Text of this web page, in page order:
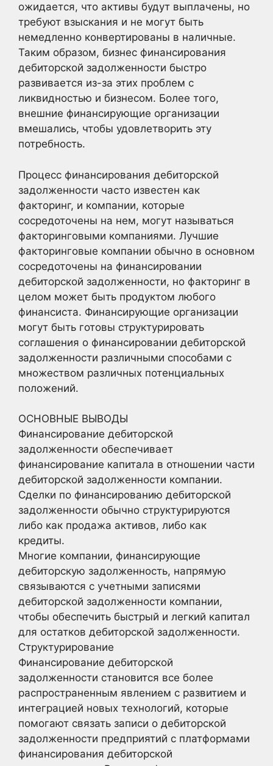
ожидается, что активы будут выплачены, но
требуют взыскания и не могут быть
немедленно конвертированы в наличные.
Таким образом, бизнес финансирования
дебиторской задолженности быстро
развивается из-за этих проблем с
ликвидностью и бизнесом. Более того,
внешние финансирующие организации
вмешались, чтобы удовлетворить эту
потребность.
Процесс финансирования дебиторской
задолженности часто известен как
факторинг, и компании, которые
сосредоточены на нем, могут называться
факторинговыми компаниями. Лучшие
факторинговые компании обычно в основном
сосредоточены на финансировании
дебиторской задолженности, но факторинг в
целом может быть продуктом любого
финансиста. Финансирующие организации
могут быть готовы структурировать
соглашения о финансировании дебиторской
задолженности различными способами с
множеством различных потенциальных
положений.​
ОСНОВНЫЕ ВЫВОДЫ
Финансирование дебиторской
задолженности обеспечивает
финансирование капитала в отношении части
дебиторской задолженности компании.
Сделки по финансированию дебиторской
задолженности обычно структурируются
либо как продажа активов, либо как
кредиты.
Многие компании, финансирующие
дебиторскую задолженность, напрямую
связываются с учетными записями
дебиторской задолженности компании,
чтобы обеспечить быстрый и легкий капитал
для остатков дебиторской задолженности.
Структурирование
Финансирование дебиторской
задолженности становится все более
распространенным явлением с развитием и
интеграцией новых технологий, которые
помогают связать записи о дебиторской
задолженности предприятий с платформами
финансирования дебиторской